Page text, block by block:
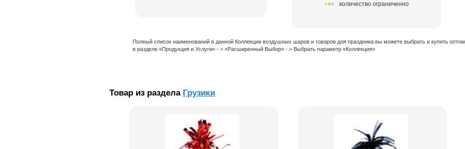
количество ограниченно
Полный список наименований в данной Коллекции воздушных шаров и товаров для праздника вы можете выбрать и купить оптом
в разделе «Продукция и Услуги» - > «Расширенный Выбор» - > Выбрать параметр «Коллекция»
Товар из раздела Грузики